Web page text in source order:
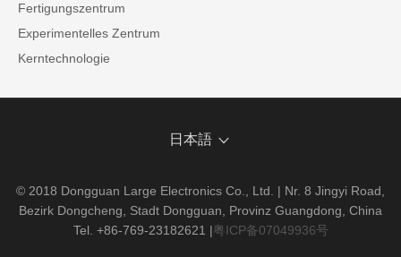
Fertigungszentrum
Experimentelles Zentrum
Kerntechnologie
日本語
© 2018 Dongguan Large Electronics Co., Ltd. | Nr. 8 Jingyi Road,
Bezirk Dongcheng, Stadt Dongguan, Provinz Guangdong, China
Tel. +86-769-23182621 |粤ICP备07049936号